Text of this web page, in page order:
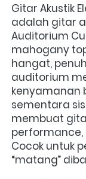
Gitar Akustik
adalah gitar
Auditorium
mahogany
hangat,
auditorium
kenyamanan
sementara
membuat
performance,
Cocok untuk
“matang”